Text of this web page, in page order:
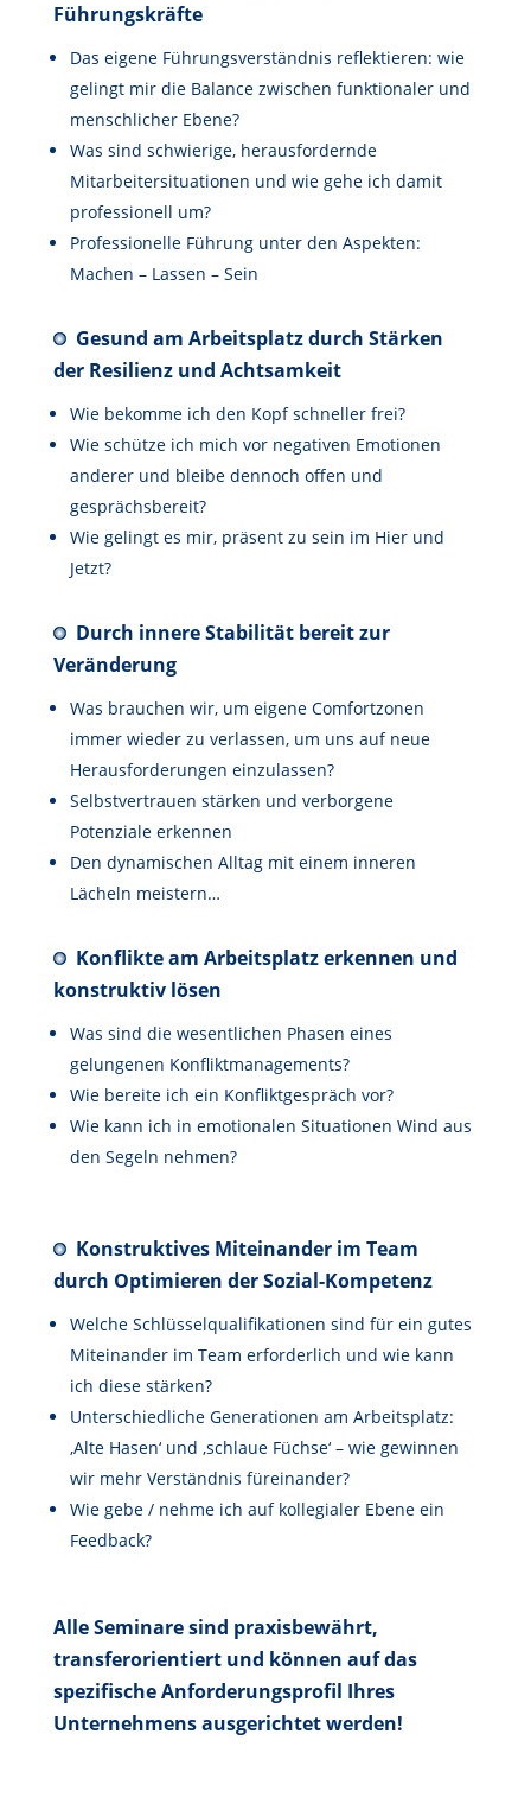
Führungskräfte
Das eigene Führungsverständnis reflektieren: wie
gelingt mir die Balance zwischen funktionaler und
menschlicher Ebene?
Was sind schwierige, herausfordernde
Mitarbeitersituationen und wie gehe ich damit
professionell um?
Professionelle Führung unter den Aspekten:
Machen – Lassen – Sein
Gesund am Arbeitsplatz durch Stärken
der Resilienz und Achtsamkeit
Wie bekomme ich den Kopf schneller frei?
Wie schütze ich mich vor negativen Emotionen
anderer und bleibe dennoch offen und
gesprächsbereit?
Wie gelingt es mir, präsent zu sein im Hier und
Jetzt?
Durch innere Stabilität bereit zur
Veränderung
Was brauchen wir, um eigene Comfortzonen
immer wieder zu verlassen, um uns auf neue
Herausforderungen einzulassen?
Selbstvertrauen stärken und verborgene
Potenziale erkennen
Den dynamischen Alltag mit einem inneren
Lächeln meistern…
Konflikte am Arbeitsplatz erkennen und
konstruktiv lösen
Was sind die wesentlichen Phasen eines
gelungenen Konfliktmanagements?
Wie bereite ich ein Konfliktgespräch vor?
Wie kann ich in emotionalen Situationen Wind aus
den Segeln nehmen?
Konstruktives Miteinander im Team
durch Optimieren der Sozial-Kompetenz
Welche Schlüsselqualifikationen sind für ein gutes
Miteinander im Team erforderlich und wie kann
ich diese stärken?
Unterschiedliche Generationen am Arbeitsplatz:
‚Alte Hasen‘ und ‚schlaue Füchse‘ – wie gewinnen
wir mehr Verständnis füreinander?
Wie gebe / nehme ich auf kollegialer Ebene ein
Feedback?
Alle Seminare sind praxisbewährt,
transferorientiert und können auf das
spezifische Anforderungsprofil Ihres
Unternehmens ausgerichtet werden!